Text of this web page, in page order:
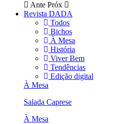
Ante Próx
Revista DADA
Todos
Bichos
À Mesa
História
Viver Bem
Tendências
Edição digital
À Mesa
Salada Caprese
À Mesa